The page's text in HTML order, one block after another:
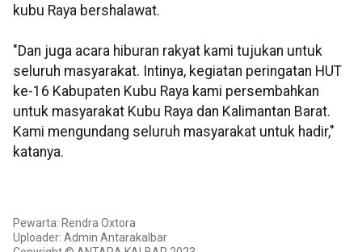
kubu Raya bershalawat.
"Dan juga acara hiburan rakyat kami tujukan untuk
seluruh masyarakat. Intinya, kegiatan peringatan HUT
ke-16 Kabupaten Kubu Raya kami persembahkan
untuk masyarakat Kubu Raya dan Kalimantan Barat.
Kami mengundang seluruh masyarakat untuk hadir,"
katanya.
Pewarta: Rendra Oxtora
Uploader: Admin Antarakalbar